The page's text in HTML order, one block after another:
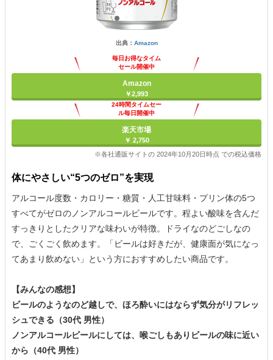
出典： Amazon
毎日お得なタイム
セール開催中
Amazon
￥2,993
24時間タイムセー
ル毎日開催中
楽天市場
￥ 2,750
※各社通販サイトの 2024年10月20日時点 での税込価格
体にやさしい“5つのゼロ”を実現
アルコール度数・カロリー・糖質・人工甘味料・プリン体の5つ
すべてがゼロのノンアルコールビールです。程よい酸味を含んだ
すっきりとしたクリアな味わいが特徴。ドライなのどごしなの
で、ごくごく飲めます。「ビールは好きだが、健康面が気になっ
てあまり飲めない」という方におすすめしたい商品です。
【みんなの感想】
ビールのようなのど越しで、ほろ酔いにはならず気分がリフレッ
シュできる（30代 男性）
ノンアルコールビールにしては、喉ごしもありビールの味に近い
から（40代 男性）